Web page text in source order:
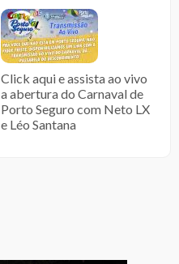
Click aqui e assista ao vivo
a abertura do Carnaval de
Porto Seguro com Neto LX
e Léo Santana